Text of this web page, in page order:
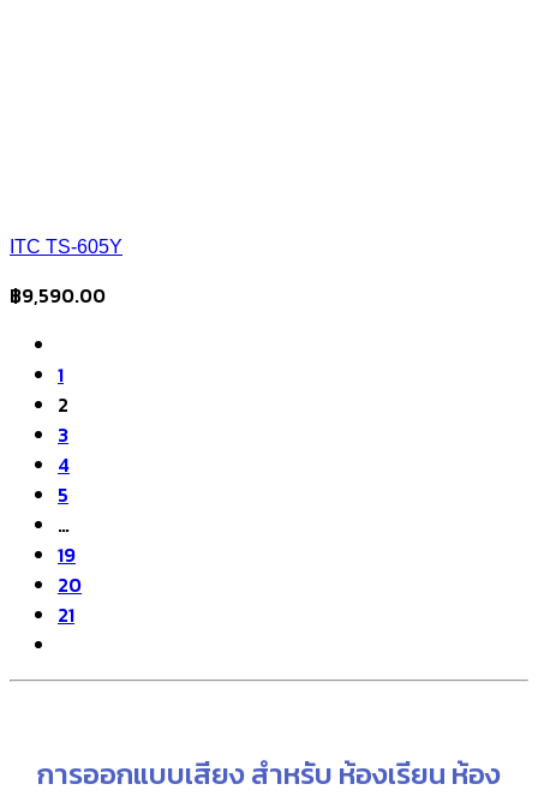
ITC TS-605Y
฿9,590.00
1
2
3
4
5
…
19
20
21
การออกแบบเสียง สำหรับ ห้องเรียน ห้อง